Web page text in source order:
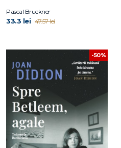
Pascal Bruckner
33.3 lei 47.57 lei
-50%